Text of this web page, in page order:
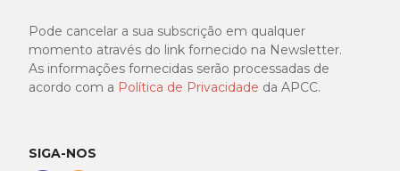
Pode cancelar a sua subscrição em qualquer
momento através do link fornecido na Newsletter.
As informações fornecidas serão processadas de
acordo com a Política de Privacidade da APCC.
SIGA-NOS